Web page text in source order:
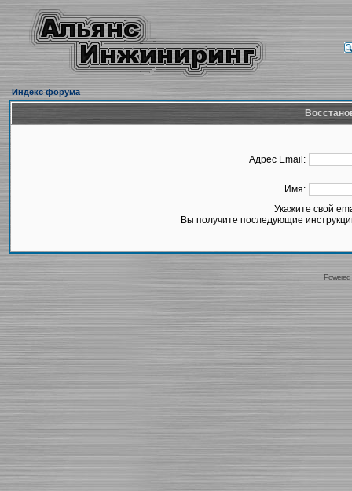
Индекс форума
Адрес Email:
Имя:
Укажите свой
Вы получите последующие